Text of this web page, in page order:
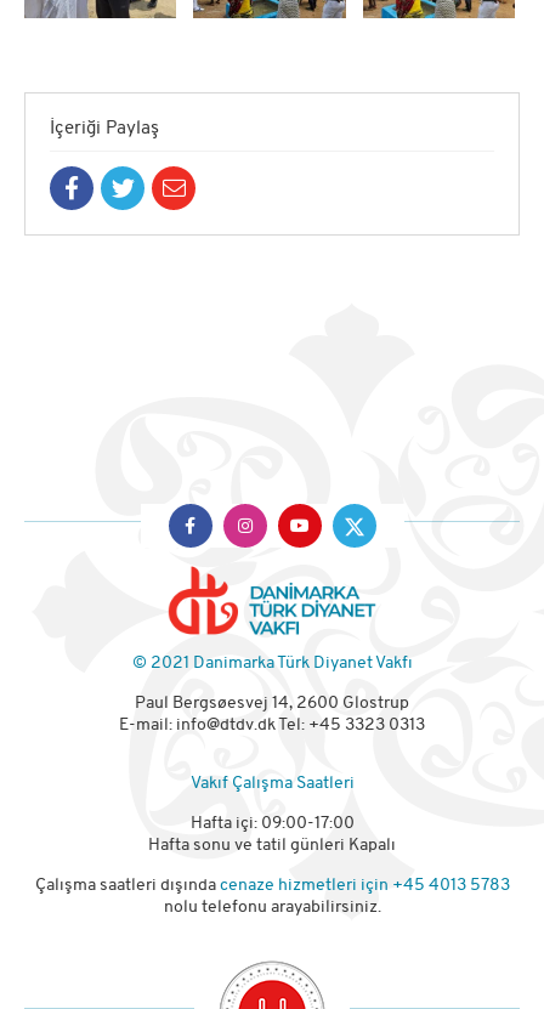
İçeriği Paylaş
© 2021 Danimarka Türk Diyanet Vakfı
Paul Bergsøesvej 14, 2600 Glostrup
E-mail: info@dtdv.dk Tel: +45 3323 0313
Vakıf Çalışma Saatleri
Hafta içi: 09:00-17:00
Hafta sonu ve tatil günleri Kapalı
Çalışma saatleri dışında cenaze hizmetleri için +45 4013 5783
nolu telefonu arayabilirsiniz.